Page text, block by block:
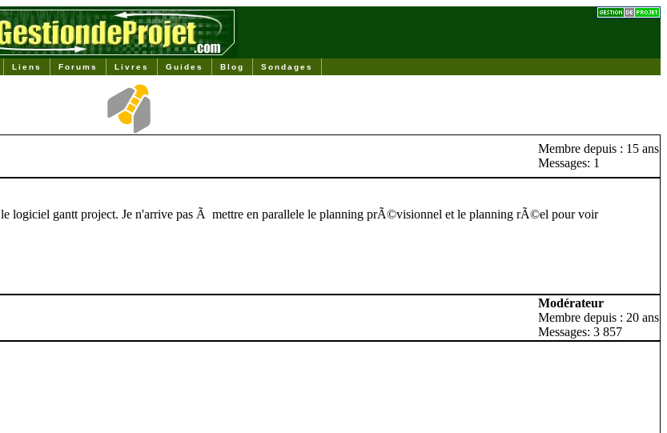
Liens Forums Livres Guides Blog Sondages
Membre depuis : 15 ans
Messages: 1
logiciel gantt project. Je n'arrive pas Ã mettre en parallele le planning prÃ©visionnel et le planning rÃ©el pour voir
Modérateur
Membre depuis : 20 ans
Messages: 3 857